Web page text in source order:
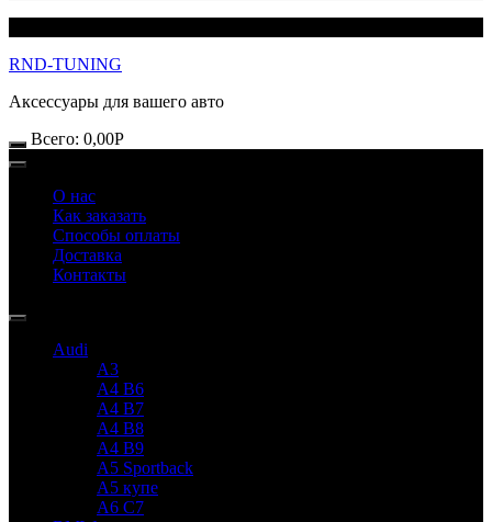
RND-TUNING
Аксессуары для вашего авто
Всего: 0,00Р
О нас
Как заказать
Способы оплаты
Доставка
Контакты
Audi
A3
A4 B6
A4 B7
A4 B8
A4 B9
A5 Sportback
A5 купе
A6 C7